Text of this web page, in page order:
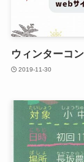
ウィンターコ
2019-11-30